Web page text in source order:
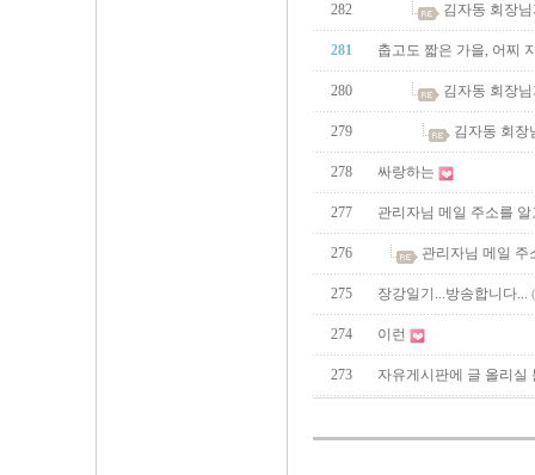
282 김자동 회장
281 춥고도 짧은 가을, 어찌
280 김자동 회장
279 김자동 회장
278 싸랑하는
277 관리자님 메일 주소를
276 관리자님 메일 주
275 장강일기...방송합니다...
274 이런
273 자유게시판에 글 올리실